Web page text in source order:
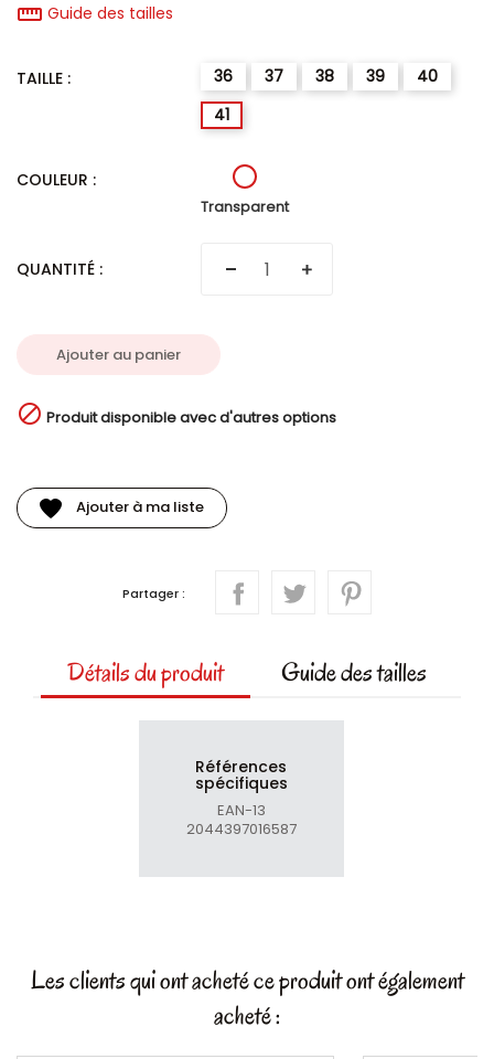
straighten Guide des tailles
TAILLE : 36 37 38 39
40
41
COULEUR : Transparent
Transparent
QUANTITÉ :
Ajouter au panier
 Produit disponible avec d'autres options
Ajouter à ma liste
Partager :
Détails du produit Guide des tailles
Références
spécifiques
EAN-13
2044397016587
Les clients qui ont acheté ce produit ont également
acheté :